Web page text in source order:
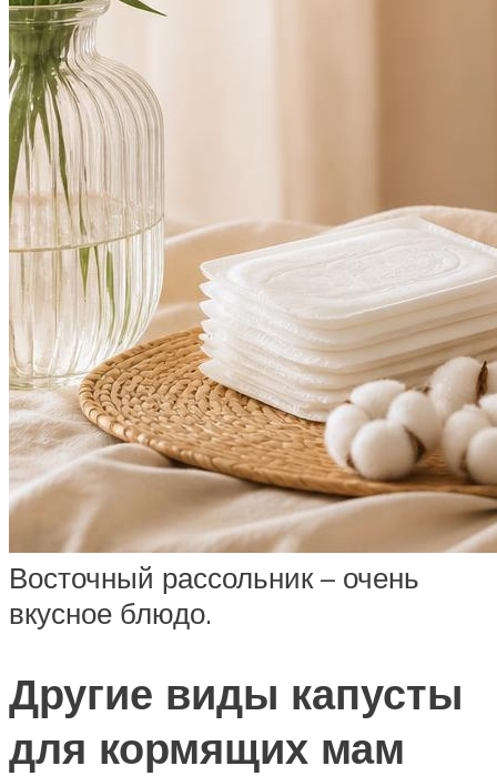
Восточный рассольник – очень
вкусное блюдо.
Другие виды капусты
для кормящих мам